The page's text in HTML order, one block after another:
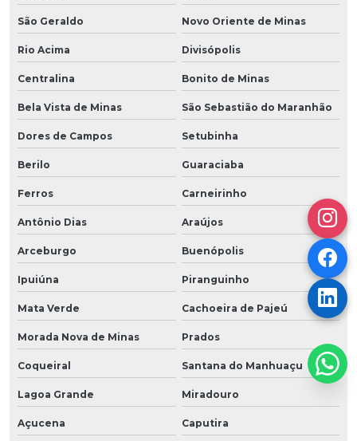
São Geraldo Novo Oriente de Minas
Rio Acima Divisópolis
Centralina Bonito de Minas
Bela Vista de Minas São Sebastião do Maranhão
Dores de Campos Setubinha
Berilo Guaraciaba
Ferros Carneirinho
Antônio Dias Araújos
Arceburgo Buenópolis
Ipuiúna Piranguinho
Mata Verde Cachoeira de Pajeú
Morada Nova de Minas Prados
Coqueiral Santana do Manhuaçu
Lagoa Grande Miradouro
Açucena Caputira